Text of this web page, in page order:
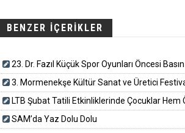
BENZER İÇERİKLER
23. Dr. Fazıl Küçük Spor Oyunları Öncesi
3. Mormenekşe Kültür Sanat ve Üretici
LTB Şubat Tatili Etkinliklerinde Çocuklar Hem
SAM’da Yaz Dolu Dolu